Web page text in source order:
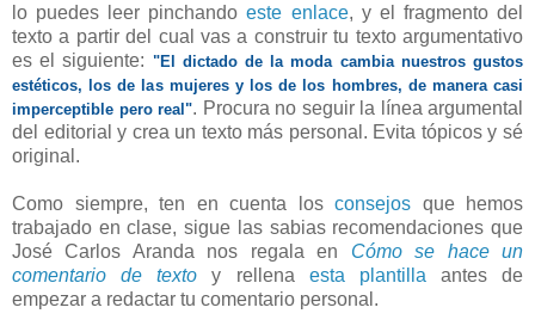
lo puedes leer pinchandoeste enlace, y el fragmento del
texto a partir del cual vas a construir tu texto argumentativo
es el siguiente: "El dictado de la moda cambia nuestros gustos
estéticos, los de las mujeres y los de los hombres, de manera casi
imperceptible pero real". Procura no seguir la línea argumental
del editorial y crea un texto más personal. Evita tópicos y sé
original.
Como siempre, ten en cuenta los consejos que hemos
trabajado en clase, sigue las sabias recomendaciones que
José Carlos Aranda nos regala en Cómo se hace un
comentario de texto y rellena esta plantilla antes de
empezar a redactar tu comentario personal.